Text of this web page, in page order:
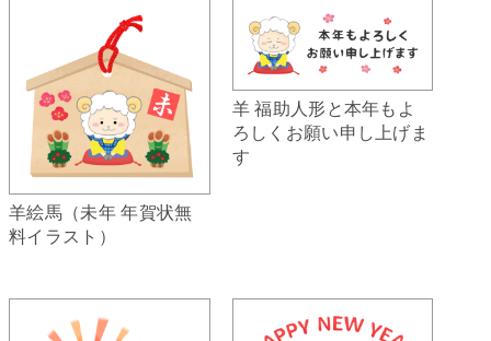
羊絵馬（未年 年賀状無
料イラスト）
羊 福助人形と本年もよ
ろしくお願い申し上げま
す